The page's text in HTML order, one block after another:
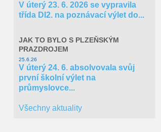
V úterý 23. 6. 2026 se vypravila
třída DI2. na poznávací výlet do...
JAK TO BYLO S PLZEŇSKÝM
PRAZDROJEM
25.6.26
V úterý 24. 6. absolvovala svůj
první školní výlet na
průmyslovce...
Všechny aktuality